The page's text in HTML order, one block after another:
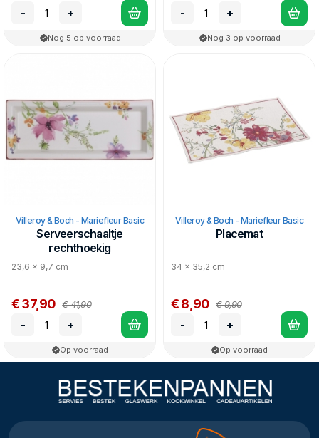
- +
Nog 5 op voorraad
- +
Nog 3 op voorraad
Villeroy & Boch - Mariefleur Basic
Serveerschaaltje
rechthoekig
23,6 x 9,7 cm
€ 37,90 € 41,90
- +
Op voorraad
Villeroy & Boch - Mariefleur Basic
Placemat
34 x 35,2 cm
€ 8,90 € 9,90
- +
Op voorraad